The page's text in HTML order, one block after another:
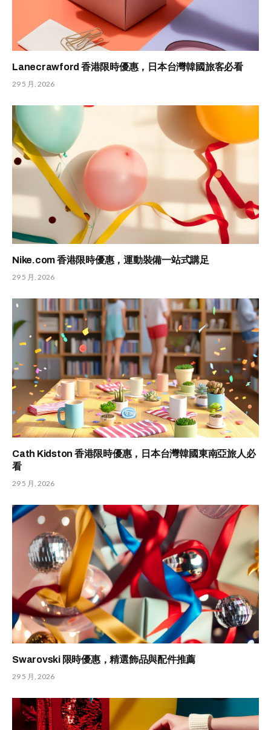
Lanecrawford 香港限時優惠，日本台灣韓國旅客必看
29 5 月, 2026
Nike.com 香港限時優惠，運動裝備一站式購足
29 5 月, 2026
Cath Kidston 香港限時優惠，日本台灣韓國東南亞旅人必
看
29 5 月, 2026
Swarovski 限時優惠，精選飾品與配件推薦
29 5 月, 2026